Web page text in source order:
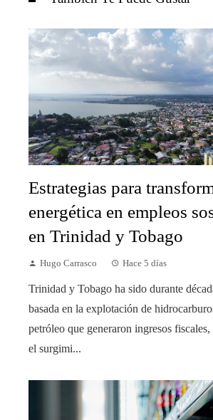
Estrategias para
energética en empleos
en Trinidad y Tobago
Hugo Carrasco Hace 5 días
Trinidad y Tobago ha sido durante
basada en la explotación de
petróleo que generaron ingresos
el surgimi...